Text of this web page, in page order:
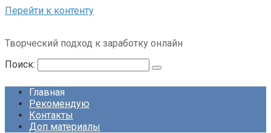
Перейти к контенту
Творческий подход к заработку онлайн
Поиск:
Главная
Рекомендую
Контакты
Доп материалы